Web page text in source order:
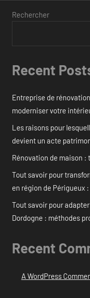
Rechercher
Recent
Entreprise de
moderniser votre
Les raisons pour
devient un acte
Rénovation de maison :
Tout savoir pour
en région de Périgueux
Tout savoir pour
Dordogne : méthodes
Recent
A WordPress